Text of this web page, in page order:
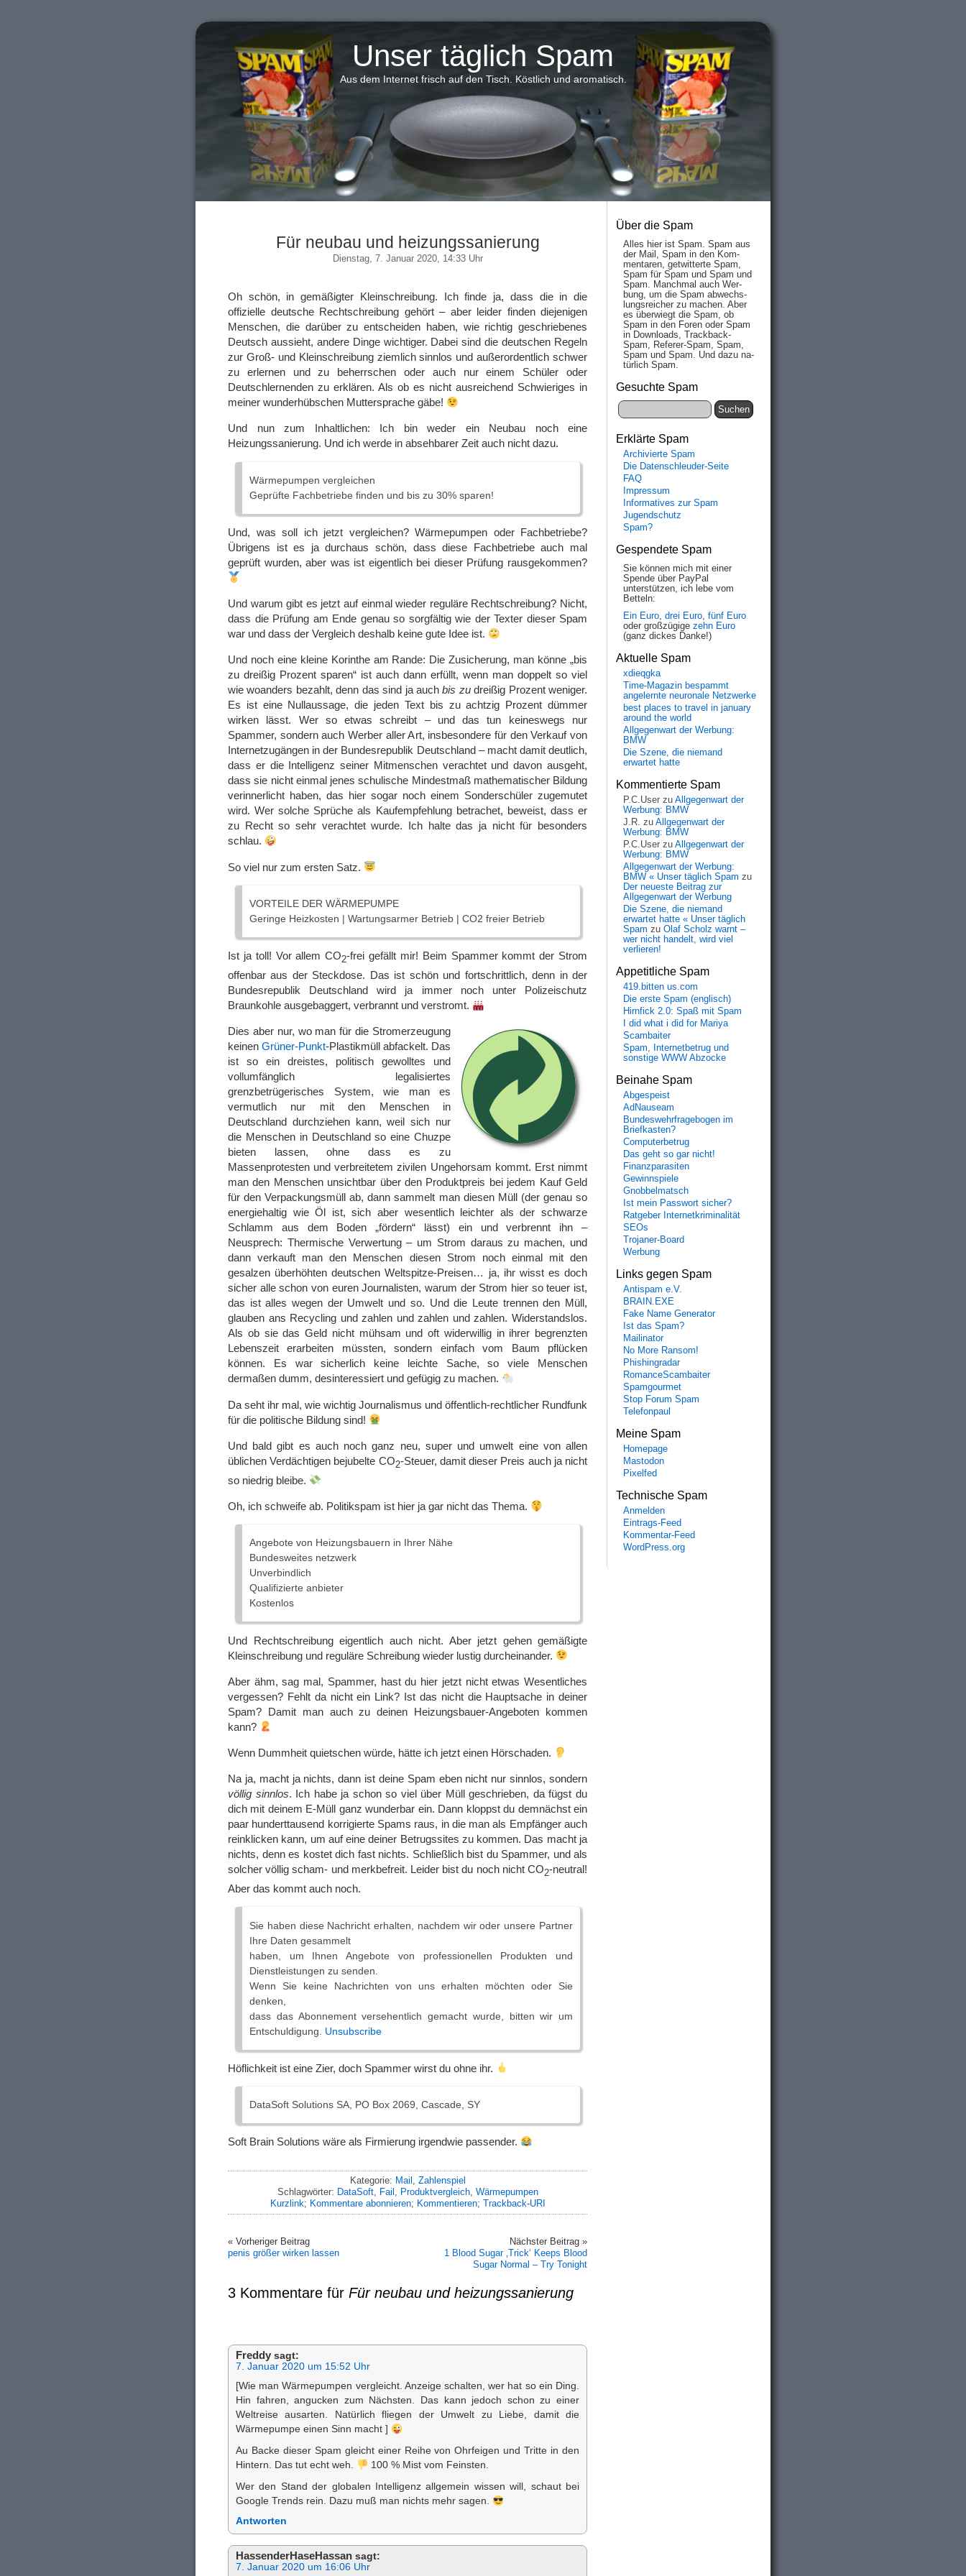
Unser täglich Spam
Aus dem Internet frisch auf den Tisch. Köstlich und aromatisch.
Für neubau und heizungssanierung
Dienstag, 7. Januar 2020, 14:33 Uhr
Oh schön, in gemäßigter Kleinschreibung. Ich finde ja, dass die in die
offizielle deutsche Rechtschreibung gehört – aber leider finden diejenigen
Menschen, die darüber zu entscheiden haben, wie richtig geschriebenes
Deutsch aussieht, andere Dinge wichtiger. Dabei sind die deutschen Regeln
zur Groß- und Kleinschreibung ziemlich sinnlos und außerordentlich schwer
zu erlernen und zu beherrschen oder auch nur einem Schüler oder
Deutschlernenden zu erklären. Als ob es nicht ausreichend Schwieriges in
meiner wunderhübschen Muttersprache gäbe!
Und nun zum Inhaltlichen: Ich bin weder ein Neubau noch eine
Heizungssanierung. Und ich werde in absehbarer Zeit auch nicht dazu.
Wärmepumpen vergleichen
Geprüfte Fachbetriebe finden und bis zu 30% sparen!
Und, was soll ich jetzt vergleichen? Wärmepumpen oder Fachbetriebe?
Übrigens ist es ja durchaus schön, dass diese Fachbetriebe auch mal
geprüft wurden, aber was ist eigentlich bei dieser Prüfung rausgekommen?
Und warum gibt es jetzt auf einmal wieder reguläre Rechtschreibung? Nicht,
dass die Prüfung am Ende genau so sorgfältig wie der Texter dieser Spam
war und dass der Vergleich deshalb keine gute Idee ist.
Und noch eine kleine Korinthe am Rande: Die Zusicherung, man könne „bis
zu dreißig Prozent sparen“ ist auch dann erfüllt, wenn man doppelt so viel
wie woanders bezahlt, denn das sind ja auchbis zudreißig Prozent weniger.
Es ist eine Nullaussage, die jeden Text bis zu achtzig Prozent dümmer
wirken lässt. Wer so etwas schreibt – und das tun keineswegs nur
Spammer, sondern auch Werber aller Art, insbesondere für den Verkauf von
Internetzugängen in der Bundesrepublik Deutschland – macht damit deutlich,
dass er die Intelligenz seiner Mitmenschen verachtet und davon ausgeht,
dass sie nicht einmal jenes schulische Mindestmaß mathematischer Bildung
verinnerlicht haben, das hier sogar noch einem Sonderschüler zugemutet
wird. Wer solche Sprüche als Kaufempfehlung betrachet, beweist, dass er
zu Recht so sehr verachtet wurde. Ich halte das ja nicht für besonders
schlau.
So viel nur zum ersten Satz.
VORTEILE DER WÄRMEPUMPE
Geringe Heizkosten | Wartungsarmer Betrieb | CO2 freier Betrieb
Ist ja toll! Vor allem CO2-frei gefällt mir! Beim Spammer kommt der Strom
offenbar aus der Steckdose. Das ist schön und fortschrittlich, denn in der
Bundesrepublik Deutschland wird ja immer noch unter Polizeischutz
Braunkohle ausgebaggert, verbrannt und verstromt.
Dies aber nur, wo man für die Stromerzeugung
keinen Grüner-Punkt-Plastikmüll abfackelt. Das
ist so ein dreistes, politisch gewolltes und
vollumfänglich legalisiertes
grenzbetrügerisches System, wie man es
vermutlich nur mit den Menschen in
Deutschland durchziehen kann, weil sich nur
die Menschen in Deutschland so eine Chuzpe
bieten lassen, ohne dass es zu
Massenprotesten und verbreitetem zivilen Ungehorsam kommt. Erst nimmt
man den Menschen unsichtbar über den Produktpreis bei jedem Kauf Geld
für den Verpackungsmüll ab, dann sammelt man diesen Müll (der genau so
energiehaltig wie Öl ist, sich aber wesentlich leichter als der schwarze
Schlamm aus dem Boden „fördern“ lässt) ein und verbrennt ihn –
Neusprech: Thermische Verwertung – um Strom daraus zu machen, und
dann verkauft man den Menschen diesen Strom noch einmal mit den
gesalzen überhöhten deutschen Weltspitze-Preisen… ja, ihr wisst es doch
sicher alle schon von euren Journalisten, warum der Strom hier so teuer ist,
das ist alles wegen der Umwelt und so. Und die Leute trennen den Müll,
glauben ans Recycling und zahlen und zahlen und zahlen. Widerstandslos.
Als ob sie das Geld nicht mühsam und oft widerwillig in ihrer begrenzten
Lebenszeit erarbeiten müssten, sondern einfach vom Baum pflücken
können. Es war sicherlich keine leichte Sache, so viele Menschen
dermaßen dumm, desinteressiert und gefügig zu machen.
Da seht ihr mal, wie wichtig Journalismus und öffentlich-rechtlicher Rundfunk
für die politische Bildung sind!
Und bald gibt es auch noch ganz neu, super und umwelt eine von allen
üblichen Verdächtigen bejubelte CO2-Steuer, damit dieser Preis auch ja nicht
so niedrig bleibe.
Oh, ich schweife ab. Politikspam ist hier ja gar nicht das Thema.
Angebote von Heizungsbauern in Ihrer Nähe
Bundesweites netzwerk
Unverbindlich
Qualifizierte anbieter
Kostenlos
Und Rechtschreibung eigentlich auch nicht. Aber jetzt gehen gemäßigte
Kleinschreibung und reguläre Schreibung wieder lustig durcheinander.
Aber ähm, sag mal, Spammer, hast du hier jetzt nicht etwas Wesentliches
vergessen? Fehlt da nicht ein Link? Ist das nicht die Hauptsache in deiner
Spam? Damit man auch zu deinen Heizungsbauer-Angeboten kommen
kann?
Wenn Dummheit quietschen würde, hätte ich jetzt einen Hörschaden.
Na ja, macht ja nichts, dann ist deine Spam eben nicht nur sinnlos, sondern
völlig sinnlos. Ich habe ja schon so viel über Müll geschrieben, da fügst du
dich mit deinem E-Müll ganz wunderbar ein. Dann kloppst du demnächst ein
paar hunderttausend korrigierte Spams raus, in die man als Empfänger auch
reinklicken kann, um auf eine deiner Betrugssites zu kommen. Das macht ja
nichts, denn es kostet dich fast nichts. Schließlich bist du Spammer, und als
solcher völlig scham- und merkbefreit. Leider bist du noch nicht CO2-neutral!
Aber das kommt auch noch.
Sie haben diese Nachricht erhalten, nachdem wir oder unsere Partner
Ihre Daten gesammelt
haben, um Ihnen Angebote von professionellen Produkten und
Dienstleistungen zu senden.
Wenn Sie keine Nachrichten von uns erhalten möchten oder Sie
denken,
dass das Abonnement versehentlich gemacht wurde, bitten wir um
Entschuldigung. Unsubscribe
Höflichkeit ist eine Zier, doch Spammer wirst du ohne ihr.
DataSoft Solutions SA, PO Box 2069, Cascade, SY
Soft Brain Solutions wäre als Firmierung irgendwie passender.
Kategorie: Mail , Zahlenspiel
Schlagwörter: DataSoft, Fail , Produktvergleich, Wärmepumpen
Kurzlink; Kommentare abonnieren; Kommentieren; Trackback-URI
« Vorheriger Beitrag
penis größer wirken lassen
Nächster Beitrag »
1 Blood Sugar ‚Trick‘ Keeps Blood
Sugar Normal – Try Tonight
3 Kommentare für Für neubau und heizungssanierung
Freddy sagt:
7. Januar 2020 um 15:52 Uhr
[Wie man Wärmepumpen vergleicht. Anzeige schalten, wer hat so ein Ding.
Hin fahren, angucken zum Nächsten. Das kann jedoch schon zu einer
Weltreise ausarten. Natürlich fliegen der Umwelt zu Liebe, damit die
Wärmepumpe einen Sinn macht ]
Au Backe dieser Spam gleicht einer Reihe von Ohrfeigen und Tritte in den
Hintern. Das tut echt weh.
100 % Mist vom Feinsten.
Wer den Stand der globalen Intelligenz allgemein wissen will, schaut bei
Google Trends rein. Dazu muß man nichts mehr sagen.
Antworten
HassenderHaseHassan sagt:
7. Januar 2020 um 16:06 Uhr
Über die Spam
Alles hier ist Spam. Spam aus
der Mail, Spam in den Kom­
men­taren, ge­twit­ter­te Spam,
Spam für Spam und Spam und
Spam. Manch­mal auch Wer­
bung, um die Spam ab­wechs­
lungs­reich­er zu mach­en. Aber
es über­wiegt die Spam, ob
Spam in den Fo­ren oder Spam
in Down­loads, Track­back-
Spam, Re­fe­rer-Spam, Spam,
Spam und Spam. Und da­zu na­
tür­lich Spam.
Gesuchte Spam
Erklärte Spam
Archivierte Spam
Die Datenschleuder-Seite
FAQ
Impressum
Informatives zur Spam
Jugendschutz
Spam?
Gespendete Spam
Sie können mich mit einer
Spende über PayPal
unterstützen, ich lebe vom
Betteln:
Ein Euro, drei Euro, fünf Euro
oder großzügige zehn Euro
(ganz dickes Danke!)
Aktuelle Spam
xdieqgka
Time-Magazin bespammt
angelernte neuronale Netzwerke
best places to travel in january
around the world
Allgegenwart der Werbung:
BMW
Die Szene, die niemand
erwartet hatte
Kommentierte Spam
P.C.User zu Allgegenwart der
Werbung: BMW
J.R. zu Allgegenwart der
Werbung: BMW
P.C.User zu Allgegenwart der
Werbung: BMW
Allgegenwart der Werbung:
BMW « Unser täglich Spam zu
Der neueste Beitrag zur
Allgegenwart der Werbung
Die Szene, die niemand
erwartet hatte « Unser täglich
Spam zu Olaf Scholz warnt –
wer nicht handelt, wird viel
verlieren!
Appetitliche Spam
419.bitten us.com
Die erste Spam (englisch)
Hirnfick 2.0: Spaß mit Spam
I did what i did for Mariya
Scambaiter
Spam, Internetbetrug und
sonstige WWW Abzocke
Beinahe Spam
Abgespeist
AdNauseam
Bundeswehrfragebogen im
Briefkasten?
Computerbetrug
Das geht so gar nicht!
Finanzparasiten
Gewinnspiele
Gnobbelmatsch
Ist mein Passwort sicher?
Ratgeber Internetkriminalität
SEOs
Trojaner-Board
Werbung
Links gegen Spam
Antispam e.V.
BRAIN.EXE
Fake Name Generator
Ist das Spam?
Mailinator
No More Ransom!
Phishingradar
RomanceScambaiter
Spamgourmet
Stop Forum Spam
Telefonpaul
Meine Spam
Homepage
Mastodon
Pixelfed
Technische Spam
Anmelden
Eintrags-Feed
Kommentar-Feed
WordPress.org